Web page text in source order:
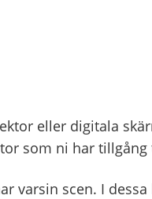
eller digitala
som ni har tillgång
varsin scen. I